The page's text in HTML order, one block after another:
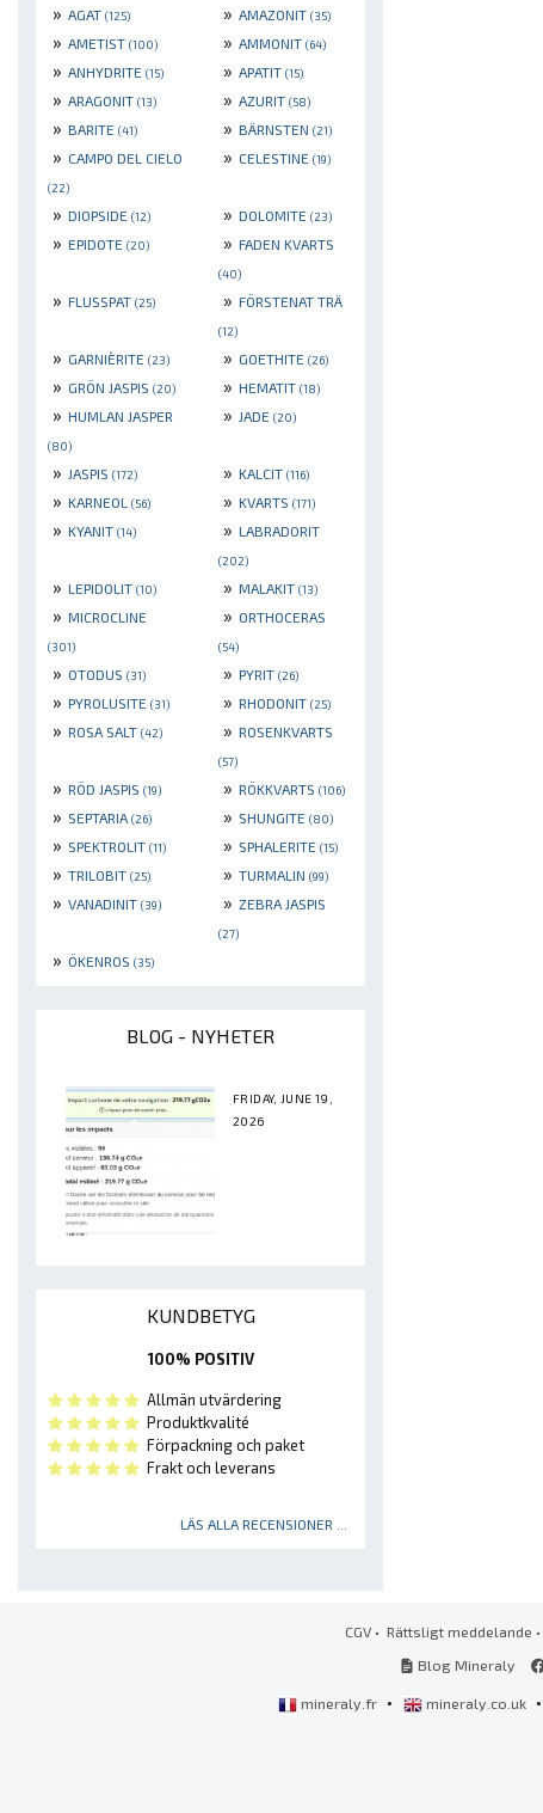
» AGAT (125) » AMAZONIT (35)
» AMETIST (100) » AMMONIT (64)
» ANHYDRITE (15) » APATIT (15)
» ARAGONIT (13) » AZURIT (58)
» BARITE (41) » BÄRNSTEN (21)
» CAMPO DEL CIELO
(22)
» CELESTINE (19)
» DIOPSIDE (12) » DOLOMITE (23)
» EPIDOTE (20) » FADEN KVARTS
(40)
» FLUSSPAT (25) » FÖRSTENAT TRÄ
(12)
» GARNIÈRITE (23) » GOETHITE (26)
» GRÖN JASPIS (20) » HEMATIT (18)
» HUMLAN JASPER
(80)
» JADE (20)
» JASPIS (172) » KALCIT (116)
» KARNEOL (56) » KVARTS (171)
» KYANIT (14) » LABRADORIT
(202)
» LEPIDOLIT (10) » MALAKIT (13)
» MICROCLINE
(301)
» ORTHOCERAS
(54)
» OTODUS (31) » PYRIT (26)
» PYROLUSITE (31) » RHODONIT (25)
» ROSA SALT (42) » ROSENKVARTS
(57)
» RÖD JASPIS (19) » RÖKKVARTS (106)
» SEPTARIA (26) » SHUNGITE (80)
» SPEKTROLIT (11) » SPHALERITE (15)
» TRILOBIT (25) » TURMALIN (99)
» VANADINIT (39) » ZEBRA JASPIS
(27)
» ÖKENROS (35)
BLOG - NYHETER
FRIDAY, JUNE 19,
2026
KUNDBETYG
100% POSITIV
Allmän utvärdering
Produktkvalité
Förpackning och paket
Frakt och leverans
LÄS ALLA RECENSIONER ...
CGV • Rättsligt meddelande •
Blog Mineraly
mineraly.fr • mineraly.co.uk •